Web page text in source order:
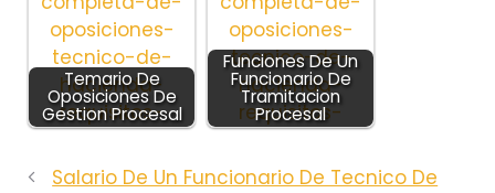
Temario De
Oposiciones De
Gestion Procesal
Funciones De Un
Funcionario De
Tramitacion
Procesal
Salario De Un Funcionario De Tecnico De